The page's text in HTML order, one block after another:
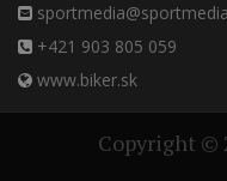
+421 903 805 059
www.biker.sk
Copyright ©